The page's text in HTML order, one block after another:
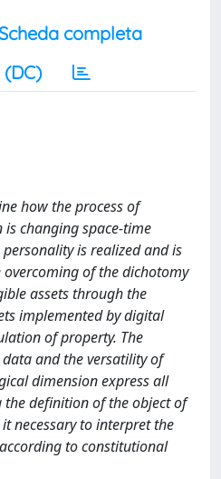
completa
how the process of
changing space-time
is realized and is
of the dichotomy
assets through the
implemented by digital
of property. The
and the versatility of
dimension express all
definition of the object of
necessary to interpret the
to constitutional